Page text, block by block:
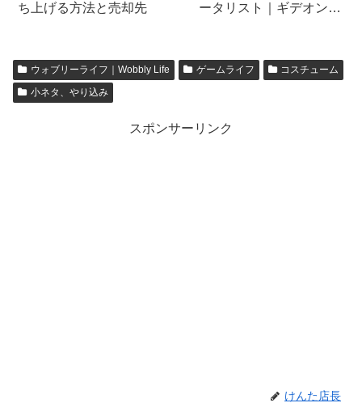
ち上げる方法と売却先
ータリスト｜ギデオン
ウォブリーライフ｜Wobbly Life ゲームライフ
コスチューム
小ネタ、やり込み
スポンサーリンク
けんた店長